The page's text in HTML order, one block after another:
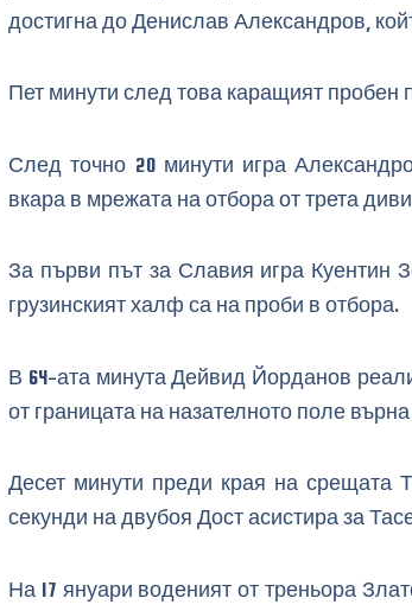
достигна до Денислав Александров,
Пет минути след това каращият
След точно 20 минути игра
вкара в мрежата на отбора от трета
За първи път за Славия игра Куентин
грузинският халф са на проби в отбора.
В 64-ата минута Дейвид Йорданов
от границата на назателното поле
Десет минути преди края на срещата
секунди на двубоя Дост асистира за
На 17 януари воденият от треньора